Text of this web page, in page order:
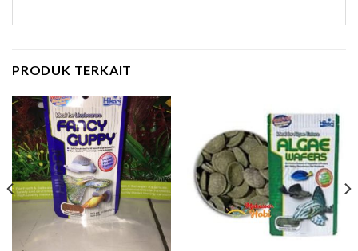
PRODUK TERKAIT